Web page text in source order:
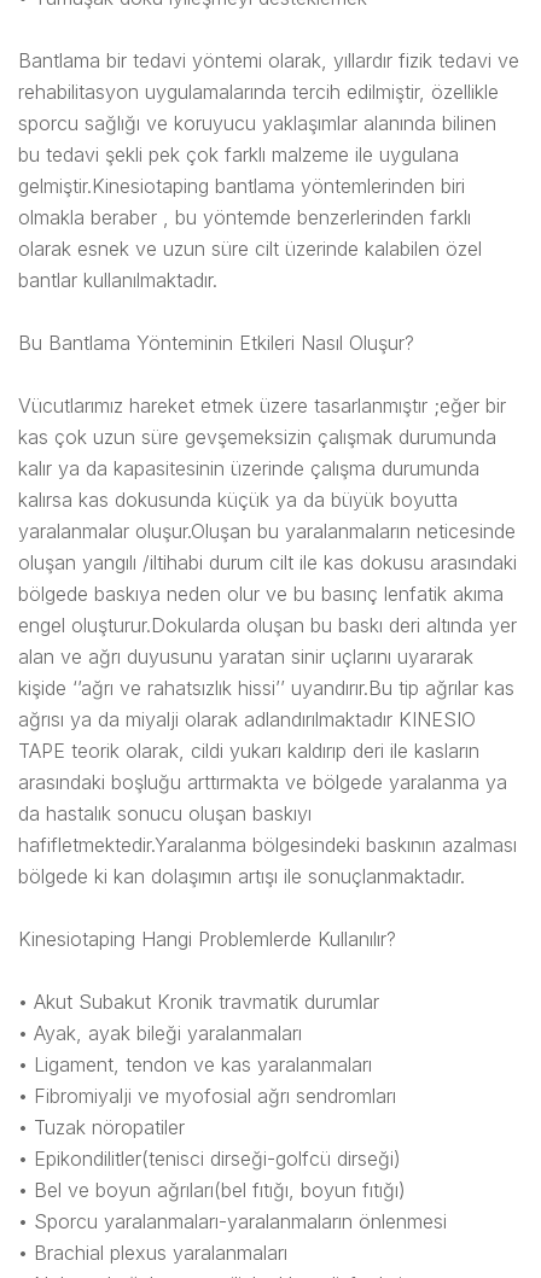
Bantlama bir tedavi yöntemi olarak, yıllardır fizik tedavi ve
rehabilitasyon uygulamalarında tercih edilmiştir, özellikle
sporcu sağlığı ve koruyucu yaklaşımlar alanında bilinen
bu tedavi şekli pek çok farklı malzeme ile uygulana
gelmiştir.Kinesiotaping bantlama yöntemlerinden biri
olmakla beraber , bu yöntemde benzerlerinden farklı
olarak esnek ve uzun süre cilt üzerinde kalabilen özel
bantlar kullanılmaktadır.
Bu Bantlama Yönteminin Etkileri Nasıl Oluşur?
Vücutlarımız hareket etmek üzere tasarlanmıştır ;eğer bir
kas çok uzun süre gevşemeksizin çalışmak durumunda
kalır ya da kapasitesinin üzerinde çalışma durumunda
kalırsa kas dokusunda küçük ya da büyük boyutta
yaralanmalar oluşur.Oluşan bu yaralanmaların neticesinde
oluşan yangılı /iltihabi durum cilt ile kas dokusu arasındaki
bölgede baskıya neden olur ve bu basınç lenfatik akıma
engel oluşturur.Dokularda oluşan bu baskı deri altında yer
alan ve ağrı duyusunu yaratan sinir uçlarını uyararak
kişide ‘’ağrı ve rahatsızlık hissi’’ uyandırır.Bu tip ağrılar kas
ağrısı ya da miyalji olarak adlandırılmaktadır KINESIO
TAPE teorik olarak, cildi yukarı kaldırıp deri ile kasların
arasındaki boşluğu arttırmakta ve bölgede yaralanma ya
da hastalık sonucu oluşan baskıyı
hafifletmektedir.Yaralanma bölgesindeki baskının azalması
bölgede ki kan dolaşımın artışı ile sonuçlanmaktadır.
Kinesiotaping Hangi Problemlerde Kullanılır?
• Akut Subakut Kronik travmatik durumlar
• Ayak, ayak bileği yaralanmaları
• Ligament, tendon ve kas yaralanmaları
• Fibromiyalji ve myofosial ağrı sendromları
• Tuzak nöropatiler
• Epikondilitler(tenisci dirseği-golfcü dirseği)
• Bel ve boyun ağrıları(bel fıtığı, boyun fıtığı)
• Sporcu yaralanmaları-yaralanmaların önlenmesi
• Brachial plexus yaralanmaları